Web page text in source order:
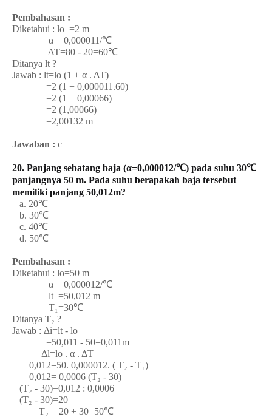
Pembahasan :
Diketahui : lo =2 m
α =0,000011/℃
ΔT=80 - 20=60℃
Ditanya lt ?
Jawab : lt=lo (1 + α . ΔT)
=2 (1 + 0,000011.60)
=2 (1 + 0,00066)
=2 (1,00066)
=2,00132 m
Jawaban : c
20. Panjang sebatang baja (α=0,000012/℃) pada suhu 30℃
panjangnya 50 m. Pada suhu berapakah baja tersebut
memiliki panjang 50,012m?
a. 20℃
b. 30℃
c. 40℃
d. 50℃
Pembahasan :
Diketahui : lo=50 m
α =0,000012/℃
lt =50,012 m
T₁=30℃
Ditanya T₂ ?
Jawab : Δi=lt - lo
=50,011 - 50=0,011m
Δl=lo . α . ΔT
0,012=50. 0,000012. ( T₂ - T₁)
0,012= 0,0006 (T₂ - 30)
(T₂ - 30)=0,012 : 0,0006
(T₂ - 30)=20
T₂ =20 + 30=50℃